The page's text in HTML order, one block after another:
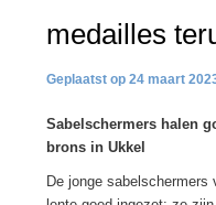
medailles
24 maart
Sabelschermers halen
brons in Ukkel
De jonge sabelschermers